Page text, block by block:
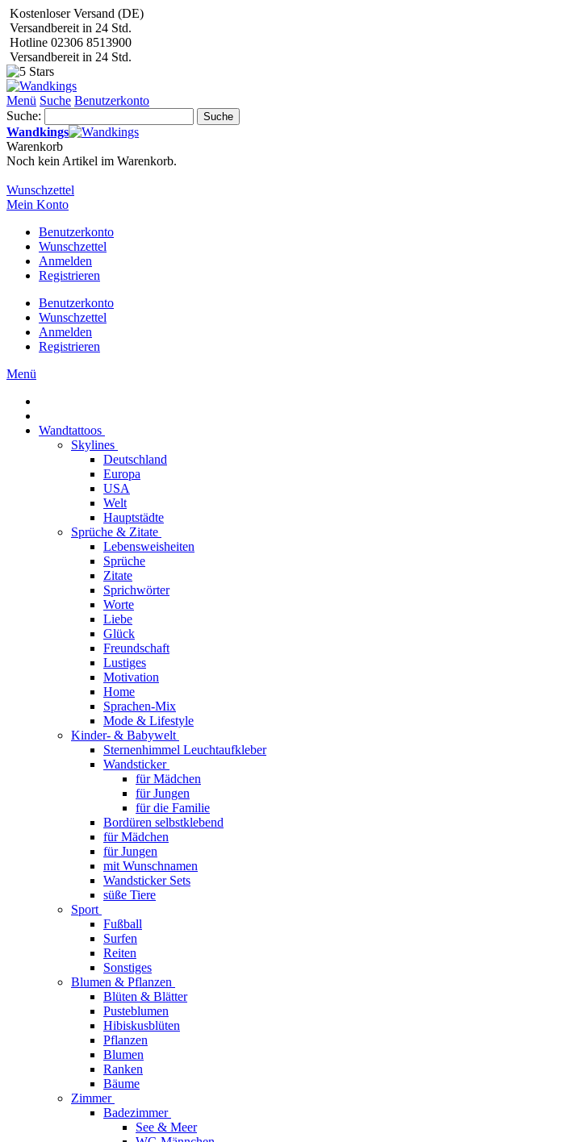
Kostenloser Versand (DE)
Versandbereit in 24 Std.
Hotline 02306 8513900
Versandbereit in 24 Std.
Menü Suche Benutzerkonto
Suche:
Suche
Wandkings
Warenkorb
Noch kein Artikel im Warenkorb.
Wunschzettel
Mein Konto
Benutzerkonto
Wunschzettel
Anmelden
Registrieren
Benutzerkonto
Wunschzettel
Anmelden
Registrieren
Menü
Wandtattoos
Skylines
Deutschland
Europa
USA
Welt
Hauptstädte
Sprüche & Zitate
Lebensweisheiten
Sprüche
Zitate
Sprichwörter
Worte
Liebe
Glück
Freundschaft
Lustiges
Motivation
Home
Sprachen-Mix
Mode & Lifestyle
Kinder- & Babywelt
Sternenhimmel Leuchtaufkleber
Wandsticker
für Mädchen
für Jungen
für die Familie
Bordüren selbstklebend
für Mädchen
für Jungen
mit Wunschnamen
Wandsticker Sets
süße Tiere
Sport
Fußball
Surfen
Reiten
Sonstiges
Blumen & Pflanzen
Blüten & Blätter
Pusteblumen
Hibiskusblüten
Pflanzen
Blumen
Ranken
Bäume
Zimmer
Badezimmer
See & Meer